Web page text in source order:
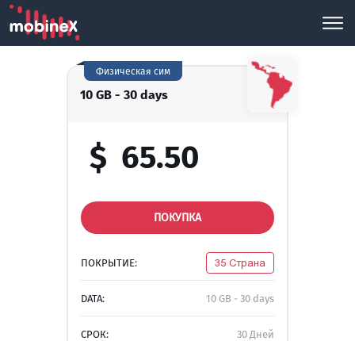
10 GB - 30 days
Физическая сим
$ 65.50
ПОКУПКА
ПОКРЫТИЕ: 35 Страна
DATA: 10 GB - 30 days
СРОК: 30 Дней